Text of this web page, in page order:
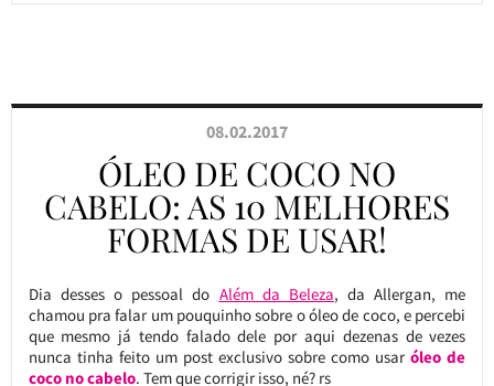
08.02.2017
ÓLEO DE COCO NO
CABELO: AS 10 MELHORES
FORMAS DE USAR!
Dia desses o pessoal do Além da Beleza, da Allergan, me
chamou pra falar um pouquinho sobre o óleo de coco, e percebi
que mesmo já tendo falado dele por aqui dezenas de vezes
nunca tinha feito um post exclusivo sobre como usaróleo de
coco no cabelo. Tem que corrigir isso, né? rs